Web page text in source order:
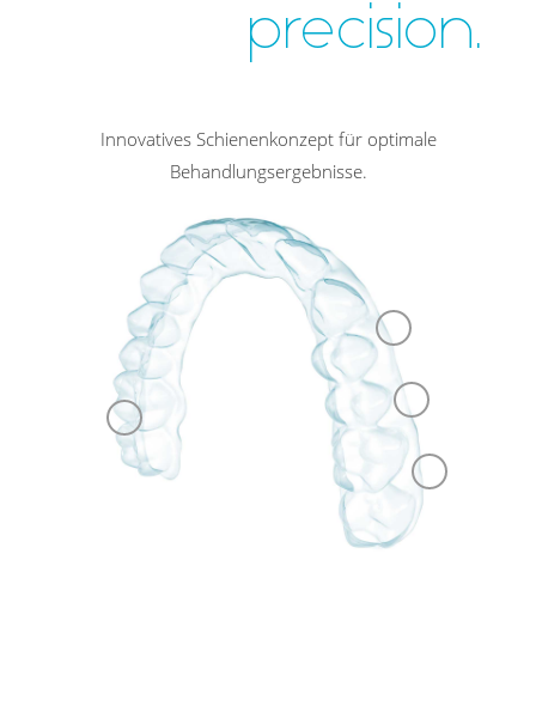
precision.
Innovatives Schienenkonzept für optimale
Behandlungsergebnisse.